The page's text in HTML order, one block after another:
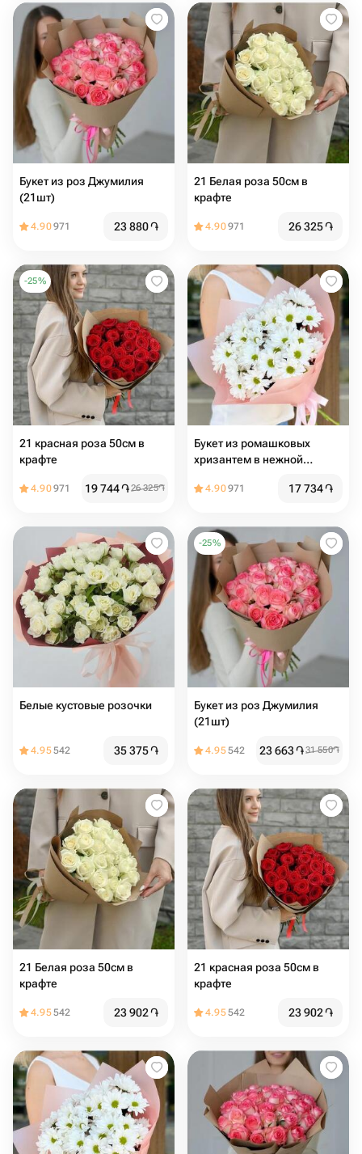
Букет из роз Джумилия
(21шт)
4.90971 23 880֏
21 Белая роза 50см в
крафте
4.90971 26 325֏
-25%
21 красная роза 50см в
крафте
4.90971 19 744֏26 325֏
Букет из ромашковых
хризантем в нежной
4.90971 17 734֏
Белые кустовые розочки
4.95542 35 375֏
-25%
Букет из роз Джумилия
(21шт)
4.95542 23 663֏31 550֏
21 Белая роза 50см в
крафте
4.95542 23 902֏
21 красная роза 50см в
крафте
4.95542 23 902֏